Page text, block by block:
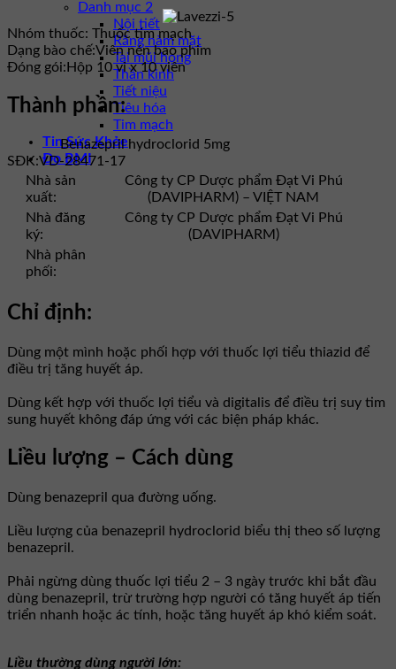
Danh mục 2
Nội tiết
Răng hàm mặt
Tai mũi họng
Thần kinh
Tiết niệu
Tiêu hóa
Tim mạch
Tin Sức Khỏe
Đo BMI
Nhóm thuốc: Thuốc tim mạch
Dạng bào chế:Viên nén bao phim
Đóng gói: Hộp 10 vỉ x 10 viên
Thành phần:
Benazepril hydroclorid 5mg
SĐK:VD-28471-17
Nhà sản
xuất:
Công ty CP Dược phẩm Đạt Vi Phú
(DAVIPHARM) – VIỆT NAM
Nhà đăng
ký:
Công ty CP Dược phẩm Đạt Vi Phú
(DAVIPHARM)
Nhà phân
phối:
Chỉ định:
Dùng một mình hoặc phối hợp với thuốc lợi tiểu thiazid để
điều trị tăng huyết áp.
Dùng kết hợp với thuốc lợi tiểu và digitalis để điều trị suy tim
sung huyết không đáp ứng với các biện pháp khác.
Liều lượng – Cách dùng
Dùng benazepril qua đường uống.
Liều lượng của benazepril hydroclorid biểu thị theo số lượng
benazepril.
Phải ngừng dùng thuốc lợi tiểu 2 – 3 ngày trước khi bắt đầu
dùng benazepril, trừ trường hợp người có tăng huyết áp tiến
triển nhanh hoặc ác tính, hoặc tăng huyết áp khó kiểm soát.
Liều thường dùng người lớn: